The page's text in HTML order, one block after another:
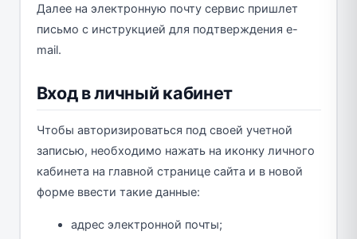
Далее на электронную почту сервис пришлет
письмо с инструкцией для подтверждения e-
mail.
Вход в личный кабинет
Чтобы авторизироваться под своей учетной
записью, необходимо нажать на иконку личного
кабинета на главной странице сайта и в новой
форме ввести такие данные:
адрес электронной почты;